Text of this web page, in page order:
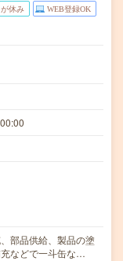
休み WEB登録OK
部品供給、製品の塗
などで一斗缶な…